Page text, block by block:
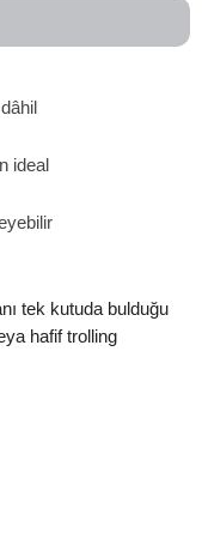
ideal
tek kutuda bulduğu
hafif trolling